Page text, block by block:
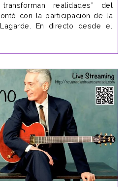
realidades” del
con la participación de la
En directo desde el